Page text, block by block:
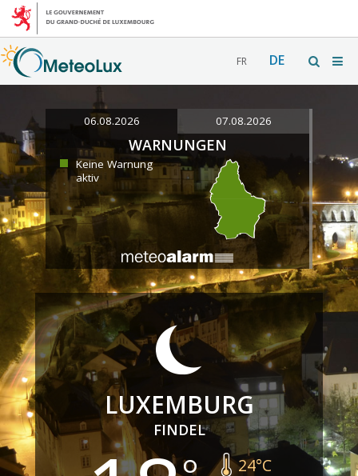
FR DE
06.08.2026 07.08.2026
WARNUNGEN
Keine Warnung
aktiv
LUXEMBURG
FINDEL
24°C